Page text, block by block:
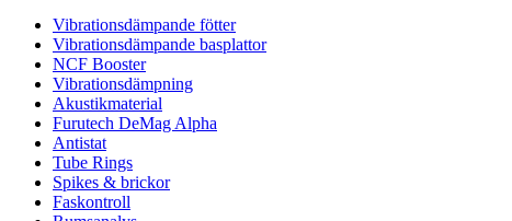
Vibrationsdämpande fötter
Vibrationsdämpande basplattor
NCF Booster
Vibrationsdämpning
Akustikmaterial
Furutech DeMag Alpha
Antistat
Tube Rings
Spikes & brickor
Faskontroll